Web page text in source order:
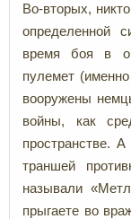
Во-вторых,
определенной
время боя в
пулемет
вооружены
войны, как
пространстве.
траншей
называли
прыгаете во